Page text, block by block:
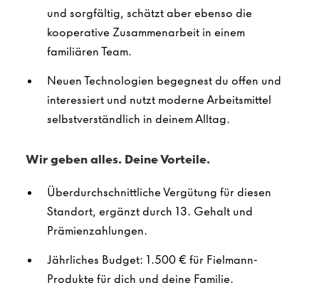
und sorgfältig, schätzt aber ebenso die
kooperative Zusammenarbeit in einem
familiären Team.
Neuen Technologien begegnest du offen und
interessiert und nutzt moderne Arbeitsmittel
selbstverständlich in deinem Alltag.
Wir geben alles. Deine Vorteile.
Überdurchschnittliche Vergütung für diesen
Standort, ergänzt durch 13. Gehalt und
Prämienzahlungen.
Jährliches Budget: 1.500 € für Fielmann-
Produkte für dich und deine Familie.